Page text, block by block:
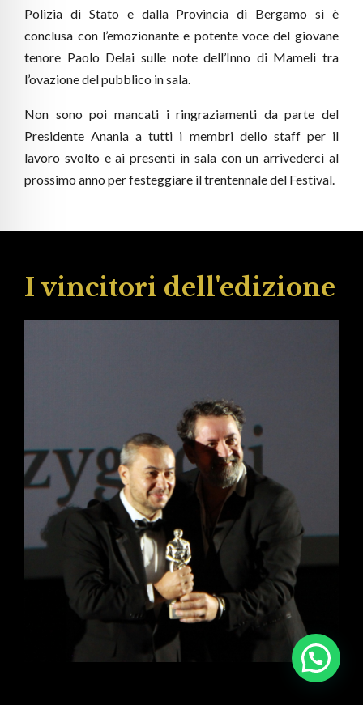
Polizia di Stato e dalla Provincia di Bergamo si è
conclusa con l’emozionante e potente voce del giovane
tenore Paolo Delai sulle note dell’Inno di Mameli tra
l’ovazione del pubblico in sala.
Non sono poi mancati i ringraziamenti da parte del
Presidente Anania a tutti i membri dello staff per il
lavoro svolto e ai presenti in sala con un arrivederci al
prossimo anno per festeggiare il trentennale del Festival.
I vincitori dell'edizione